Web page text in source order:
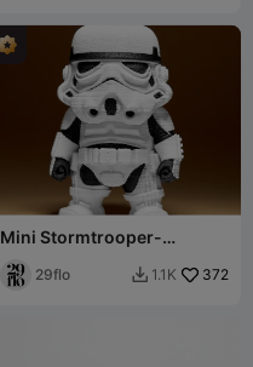
Mini Stormtrooper-
29flo  1.1K 372